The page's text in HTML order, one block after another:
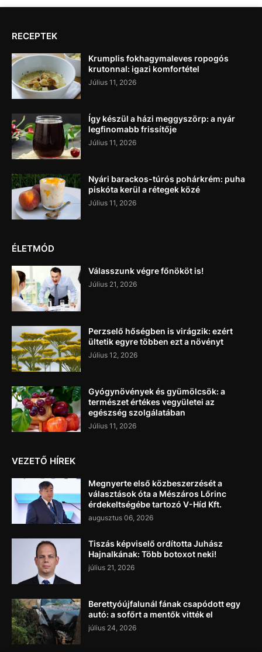
RECEPTEK
Krumplis fokhagymaleves ropogós
krutonnal: igazi komfortétel
Július 11, 2026
Így készül a házi meggyszörp: a nyár
legfinomabb frissítője
Július 11, 2026
Nyári barackos-túrós pohárkrém: puha
piskóta kerül a rétegek közé
Július 11, 2026
ÉLETMÓD
Válasszunk végre főnököt is!
Július 21, 2026
Perzselő hőségben is virágzik: ezért
ültetik egyre többen ezt a növényt
Július 12, 2026
Gyógynövények és gyümölcsök: a
természet értékes vegyületei az
egészség szolgálatában
Július 11, 2026
VEZETŐ HÍREK
Megnyerte első közbeszerzését a
választások óta a Mészáros Lőrinc
érdekeltségébe tartozó V-Híd Kft.
augusztus 06, 2026
Tiszás képviselő ordította Juhász
Hajnalkának: Több botoxot neki!
július 21, 2026
Berettyóújfalunál fának csapódott egy
autó: a sofőrt a mentők vitték el
július 24, 2026